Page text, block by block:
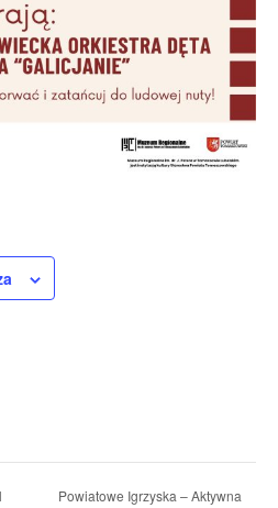
Powiatowe Igrzyska – Aktywna